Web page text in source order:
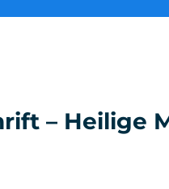
– Heilige